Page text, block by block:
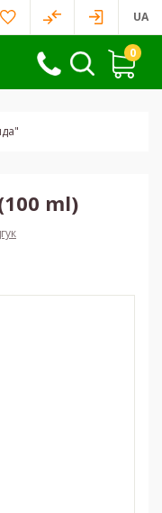
UA
0
ml)